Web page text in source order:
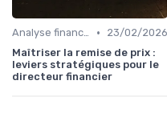
Analyse financière •
23/02/2026
Maîtriser la remise de prix :
leviers stratégiques pour le
directeur financier